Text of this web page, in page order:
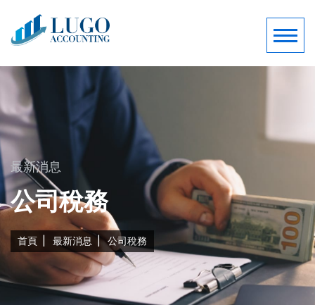
最新消息
公司稅務
首頁 最新消息 公司稅務